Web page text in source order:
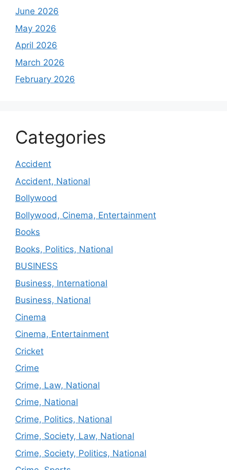
June 2026
May 2026
April 2026
March 2026
February 2026
Categories
Accident
Accident, National
Bollywood
Bollywood, Cinema, Entertainment
Books
Books, Politics, National
BUSINESS
Business, International
Business, National
Cinema
Cinema, Entertainment
Cricket
Crime
Crime, Law, National
Crime, National
Crime, Politics, National
Crime, Society, Law, National
Crime, Society, Politics, National